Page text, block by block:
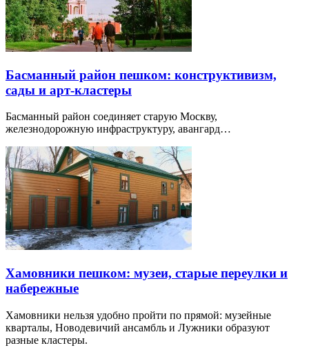
Басманный район пешком: конструктивизм,
сады и арт-кластеры
Басманный район соединяет старую Москву,
железнодорожную инфраструктуру, авангард…
Хамовники пешком: музеи, старые переулки и
набережные
Хамовники нельзя удобно пройти по прямой: музейные
кварталы, Новодевичий ансамбль и Лужники образуют
разные кластеры.